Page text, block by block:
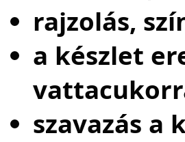
rajzolás,
a készlet
szavazás a